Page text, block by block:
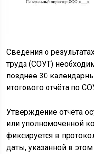
Сведения о
труда (СОУТ)
позднее 30
итогового отчёта по
Утверждение отчёта
или уполномоченной
фиксируется в
даты, указанной в